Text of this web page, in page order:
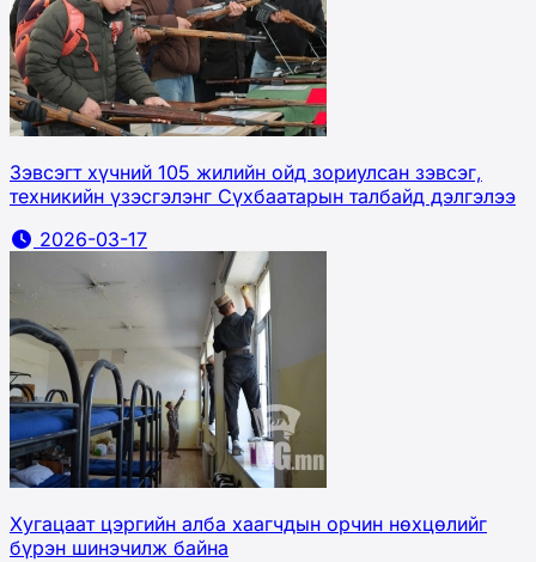
Зэвсэгт хүчний 105 жилийн ойд зориулсан зэвсэг,
техникийн үзэсгэлэнг Сүхбаатарын талбайд дэлгэлээ
2026-03-17
Хугацаат цэргийн алба хаагчдын орчин нөхцөлийг
бүрэн шинэчилж байна